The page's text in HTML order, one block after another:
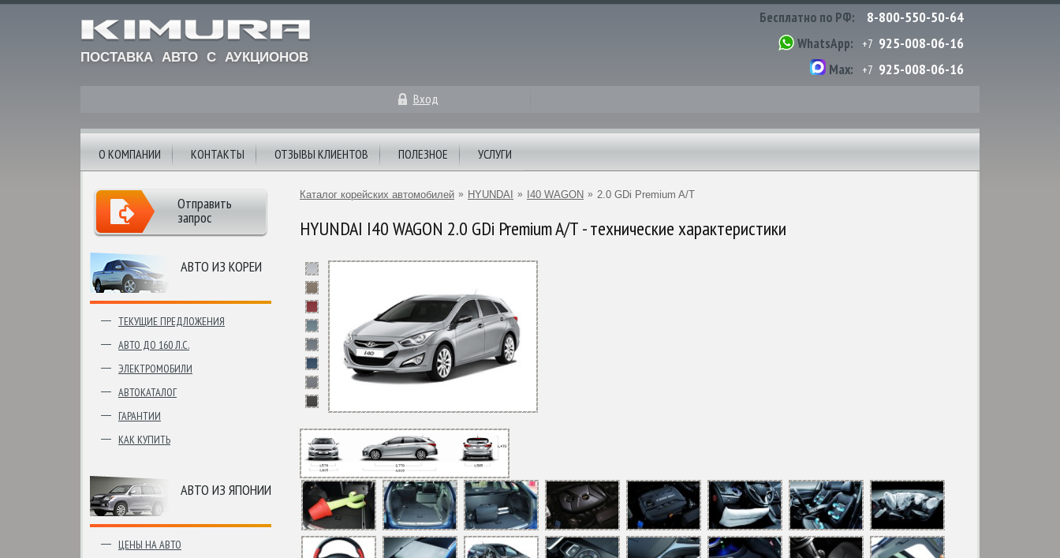
ПОСТАВКА АВТО С АУКЦИОНОВ
Бесплатно по РФ: 8-800-550-50-64
WhatsApp: +7 925-008-06-16
Max: +7 925-008-06-16
Вход
О КОМПАНИИ КОНТАКТЫ ОТЗЫВЫ КЛИЕНТОВ ПОЛЕЗНОЕ УСЛУГИ
АВТО ИЗ КОРЕИ
ТЕКУЩИЕ ПРЕДЛОЖЕНИЯ
АВТО ДО 160 Л.С.
ЭЛЕКТРОМОБИЛИ
АВТОКАТАЛОГ
ГАРАНТИИ
КАК КУПИТЬ
АВТО ИЗ ЯПОНИИ
ЦЕНЫ НА АВТО
Отправить
запрос
Каталог корейских автомобилей » HYUNDAI » I40 WAGON » 2.0 GDi Premium A/T
HYUNDAI I40 WAGON 2.0 GDi Premium A/T - технические характеристики